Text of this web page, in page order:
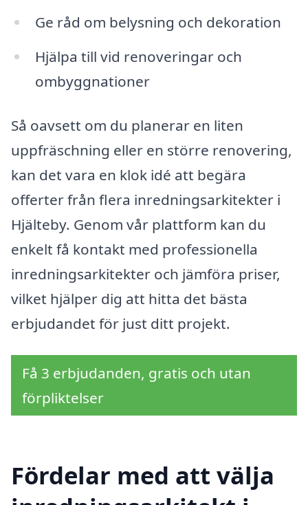
Ge råd om belysning och dekoration
Hjälpa till vid renoveringar och
ombyggnationer
Så oavsett om du planerar en liten
uppfräschning eller en större renovering,
kan det vara en klok idé att begära
offerter från flera inredningsarkitekter i
Hjälteby. Genom vår plattform kan du
enkelt få kontakt med professionella
inredningsarkitekter och jämföra priser,
vilket hjälper dig att hitta det bästa
erbjudandet för just ditt projekt.
Få 3 erbjudanden, gratis och utan
förpliktelser
Fördelar med att välja